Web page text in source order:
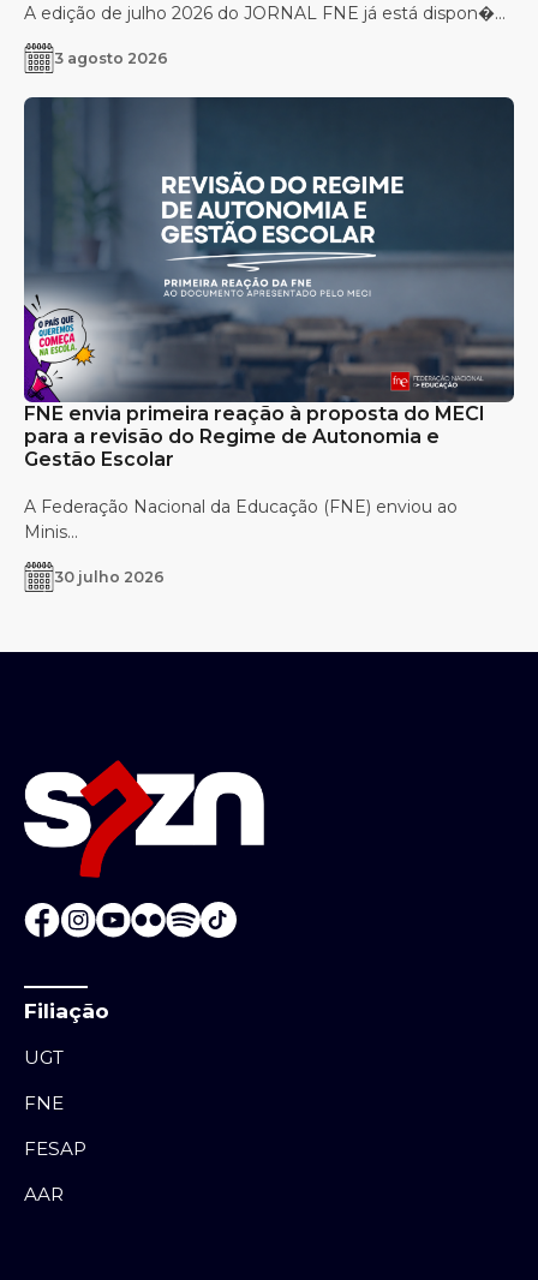
A edição de julho 2026 do JORNAL FNE já está dispon�...
3 agosto 2026
FNE envia primeira reação à proposta do MECI
para a revisão do Regime de Autonomia e
Gestão Escolar
A Federação Nacional da Educação (FNE) enviou ao
Minis...
30 julho 2026
Filiação
UGT
FNE
FESAP
AAR